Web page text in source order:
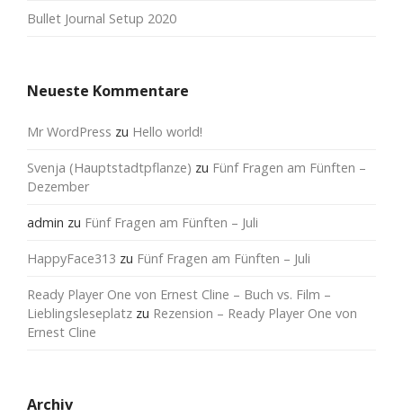
Bullet Journal Setup 2020
Neueste Kommentare
Mr WordPress zu Hello world!
Svenja (Hauptstadtpflanze) zu Fünf Fragen am Fünften –
Dezember
admin zu Fünf Fragen am Fünften – Juli
HappyFace313 zu Fünf Fragen am Fünften – Juli
Ready Player One von Ernest Cline – Buch vs. Film –
Lieblingsleseplatz zu Rezension – Ready Player One von
Ernest Cline
Archiv